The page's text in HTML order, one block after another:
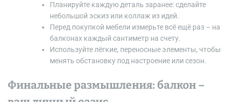
Планируйте каждую деталь заранее: сделайте
небольшой эскиз или коллаж из идей.
Перед покупкой мебели измерьте всё ещё раз – на
балконах каждый сантиметр на счету.
Используйте лёгкие, переносные элементы, чтобы
менять обстановку под настроение или сезон.
Финальные размышления: балкон –